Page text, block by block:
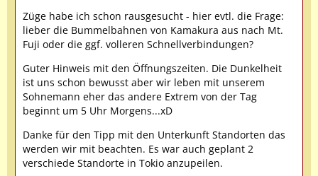
Züge habe ich schon rausgesucht - hier evtl. die Frage:
lieber die Bummelbahnen von Kamakura aus nach Mt.
Fuji oder die ggf. volleren Schnellverbindungen?
Guter Hinweis mit den Öffnungszeiten. Die Dunkelheit
ist uns schon bewusst aber wir leben mit unserem
Sohnemann eher das andere Extrem von der Tag
beginnt um 5 Uhr Morgens...xD
Danke für den Tipp mit den Unterkunft Standorten das
werden wir mit beachten. Es war auch geplant 2
verschiede Standorte in Tokio anzupeilen.